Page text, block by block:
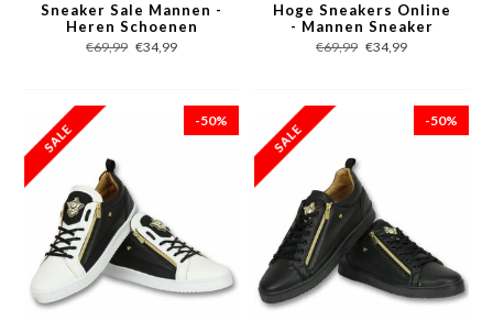
Sneaker Sale Mannen -
Heren Schoenen
Cesar Full Black -
CMP97 - Zwart
€69,99 €34,99
Hoge Sneakers Online
- Mannen Sneaker
Luxury White - CMS71
€69,99 €34,99
-50% -50%